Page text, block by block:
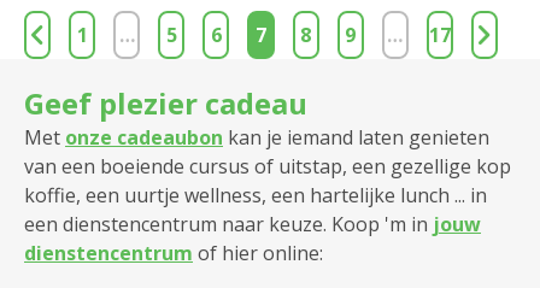
1
… 5 6 7 8 9 … 17
Geef plezier cadeau
Met onze cadeaubon kan je iemand laten genieten
van een boeiende cursus of uitstap, een gezellige kop
koffie, een uurtje wellness, een hartelijke lunch ... in
een dienstencentrum naar keuze. Koop 'm in jouw
dienstencentrum of hier online: